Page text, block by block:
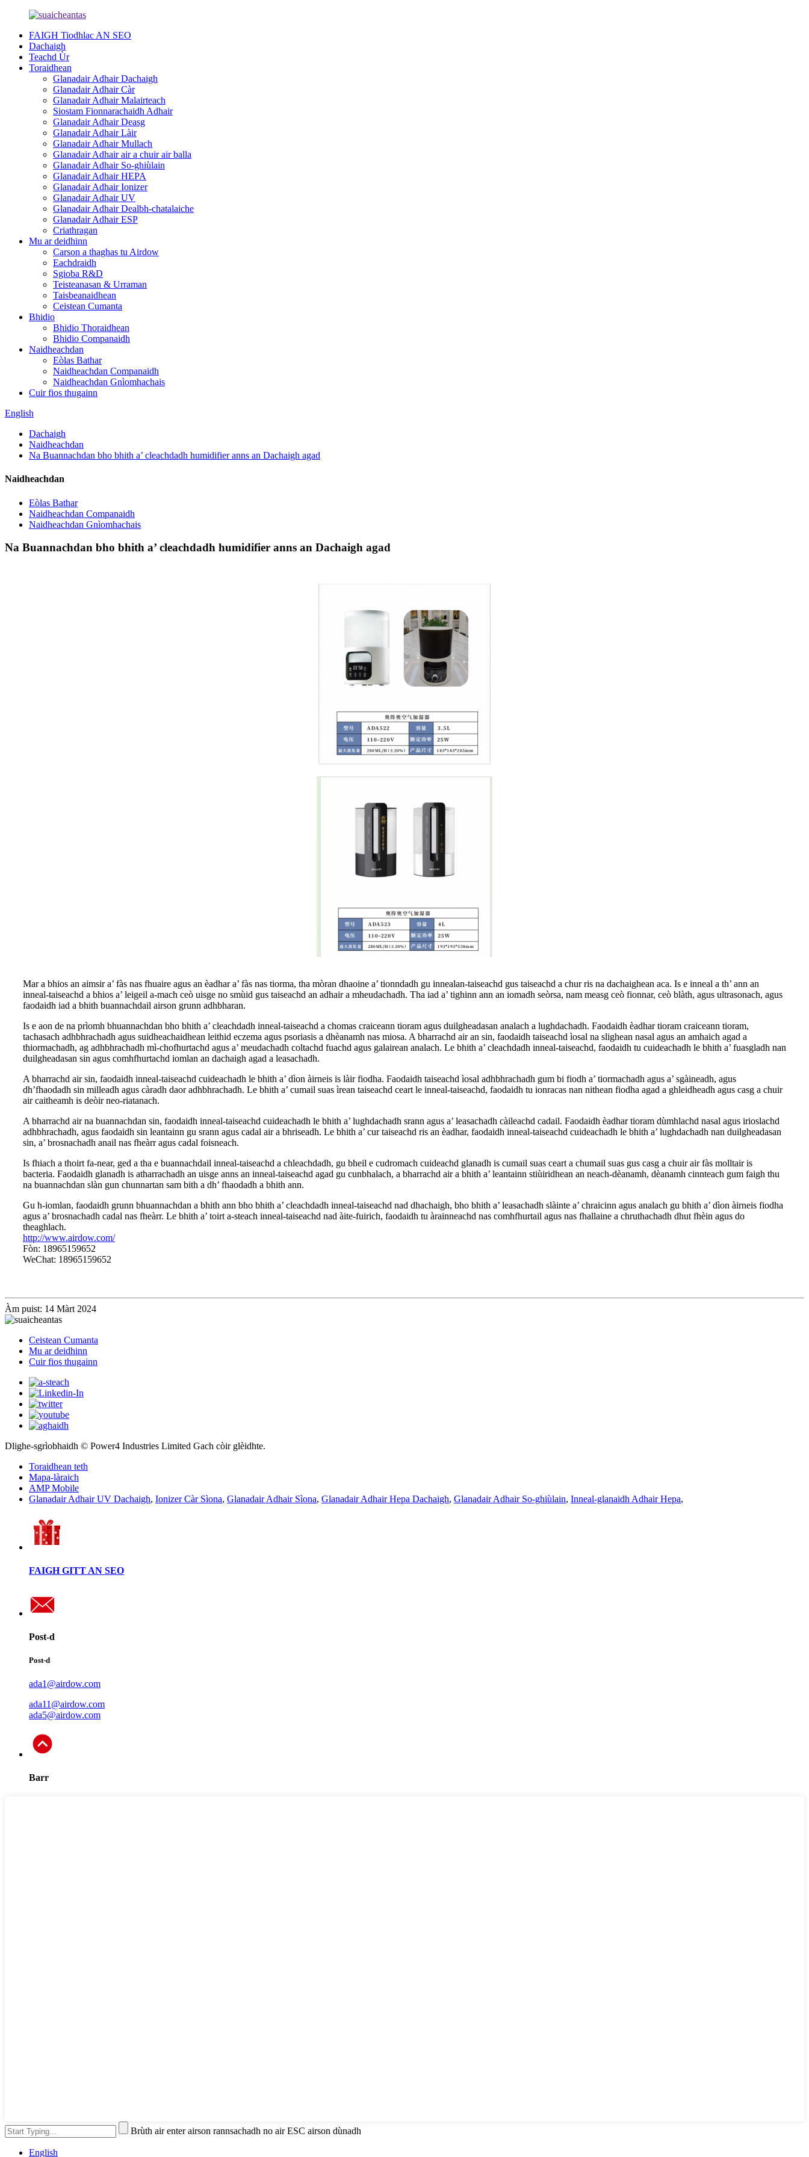
FAIGH Tiodhlac AN SEO
Dachaigh
Teachd Ùr
Toraidhean
Glanadair Adhair Dachaigh
Glanadair Adhair Càr
Glanadair Adhair Malairteach
Siostam Fionnarachaidh Adhair
Glanadair Adhair Deasg
Glanadair Adhair Làir
Glanadair Adhair Mullach
Glanadair Adhair air a chuir air balla
Glanadair Adhair So-ghiùlain
Glanadair Adhair HEPA
Glanadair Adhair Ionizer
Glanadair Adhair UV
Glanadair Adhair Dealbh-chatalaiche
Glanadair Adhair ESP
Criathragan
Mu ar deidhinn
Carson a thaghas tu Airdow
Eachdraidh
Sgioba R&D
Teisteanasan & Urraman
Taisbeanaidhean
Ceistean Cumanta
Bhidio
Bhidio Thoraidhean
Bhidio Companaidh
Naidheachdan
Eòlas Bathar
Naidheachdan Companaidh
Naidheachdan Gnìomhachais
Cuir fios thugainn
English
Dachaigh
Naidheachdan
Na Buannachdan bho bhith a’ cleachdadh humidifier anns an Dachaigh agad
Naidheachdan
Eòlas Bathar
Naidheachdan Companaidh
Naidheachdan Gnìomhachais
Na Buannachdan bho bhith a’ cleachdadh humidifier anns an Dachaigh agad
Mar a bhios an aimsir a’ fàs nas fhuaire agus an èadhar a’ fàs nas tiorma, tha mòran dhaoine a’ tionndadh gu innealan-taiseachd gus taiseachd a chur ris na dachaighean aca. Is e inneal a th’ ann an
inneal-taiseachd a bhios a’ leigeil a-mach ceò uisge no smùid gus taiseachd an adhair a mheudachadh. Tha iad a’ tighinn ann an iomadh seòrsa, nam measg ceò fionnar, ceò blàth, agus ultrasonach, agus
faodaidh iad a bhith buannachdail airson grunn adhbharan.
Is e aon de na prìomh bhuannachdan bho bhith a’ cleachdadh inneal-taiseachd a chomas craiceann tioram agus duilgheadasan analach a lughdachadh. Faodaidh èadhar tioram craiceann tioram,
tachasach adhbhrachadh agus suidheachaidhean leithid eczema agus psoriasis a dhèanamh nas miosa. A bharrachd air an sin, faodaidh taiseachd ìosal na slighean nasal agus an amhaich agad a
thiormachadh, ag adhbhrachadh mì-chofhurtachd agus a’ meudachadh coltachd fuachd agus galairean analach. Le bhith a’ cleachdadh inneal-taiseachd, faodaidh tu cuideachadh le bhith a’ fuasgladh nan
duilgheadasan sin agus comhfhurtachd iomlan an dachaigh agad a leasachadh.
A bharrachd air sin, faodaidh inneal-taiseachd cuideachadh le bhith a’ dìon àirneis is làir fiodha. Faodaidh taiseachd ìosal adhbhrachadh gum bi fiodh a’ tiormachadh agus a’ sgàineadh, agus
dh’fhaodadh sin milleadh agus càradh daor adhbhrachadh. Le bhith a’ cumail suas ìrean taiseachd ceart le inneal-taiseachd, faodaidh tu ionracas nan nithean fiodha agad a ghleidheadh ​​agus casg a chuir
air caitheamh is deòir neo-riatanach.
A bharrachd air na buannachdan sin, faodaidh inneal-taiseachd cuideachadh le bhith a’ lughdachadh srann agus a’ leasachadh càileachd cadail. Faodaidh èadhar tioram dùmhlachd nasal agus irioslachd
adhbhrachadh, agus faodaidh sin leantainn gu srann agus cadal air a bhriseadh. Le bhith a’ cur taiseachd ris an èadhar, faodaidh inneal-taiseachd cuideachadh le bhith a’ lughdachadh nan duilgheadasan
sin, a’ brosnachadh anail nas fheàrr agus cadal foisneach.
Is fhiach a thoirt fa-near, ged a tha e buannachdail inneal-taiseachd a chleachdadh, gu bheil e cudromach cuideachd glanadh is cumail suas ceart a chumail suas gus casg a chuir air fàs molltair is
bacteria. Faodaidh glanadh is atharrachadh an uisge anns an inneal-taiseachd agad gu cunbhalach, a bharrachd air a bhith a’ leantainn stiùiridhean an neach-dèanamh, dèanamh cinnteach gum faigh thu
na buannachdan slàn gun chunnartan sam bith a dh’ fhaodadh a bhith ann.
Gu h-iomlan, faodaidh grunn bhuannachdan a bhith ann bho bhith a’ cleachdadh inneal-taiseachd nad dhachaigh, bho bhith a’ leasachadh slàinte a’ chraicinn agus analach gu bhith a’ dìon àirneis fiodha
agus a’ brosnachadh cadal nas fheàrr. Le bhith a’ toirt a-steach inneal-taiseachd nad àite-fuirich, faodaidh tu àrainneachd nas comhfhurtail agus nas fhallaine a chruthachadh dhut fhèin agus do
theaghlach.
http://www.airdow.com/
Fòn: 18965159652
WeChat: 18965159652
Àm puist: 14 Màrt 2024
Ceistean Cumanta
Mu ar deidhinn
Cuir fios thugainn
Dlighe-sgrìobhaidh © Power4 Industries Limited Gach còir glèidhte.
Toraidhean teth
Mapa-làraich
AMP Mobile
Glanadair Adhair UV Dachaigh, Ionizer Càr Sìona, Glanadair Adhair Sìona, Glanadair Adhair Hepa Dachaigh, Glanadair Adhair So-ghiùlain, Inneal-glanaidh Adhair Hepa,
FAIGH GITT AN SEO
Post-d
Post-d
ada1@airdow.com
ada11@airdow.com
ada5@airdow.com
Barr
Brùth air enter airson rannsachadh no air ESC airson dùnadh
English